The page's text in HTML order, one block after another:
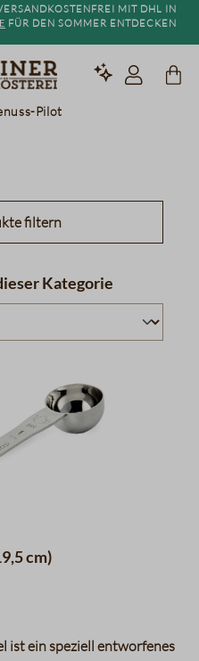
mit DHL in
für den Sommer entdecken
Pilot
filtern
Kategorie
cm)
5 von 5 Sternen
ist ein speziell entworfenes